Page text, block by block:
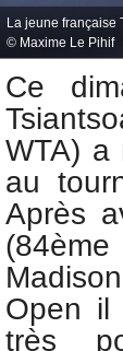
La jeune française
© Maxime Le Pihif
Ce
WTA) a
au
Après
Open il
très